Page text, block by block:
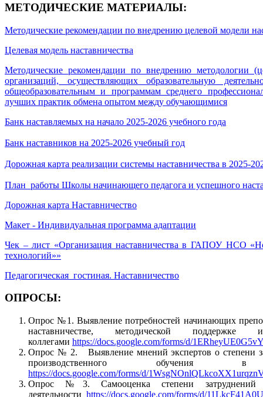
МЕТОДИЧЕСКИЕ МАТЕРИАЛЫ:
Методические рекомендации по внедрению целевой модели
Целевая модель наставничества
Методические рекомендации по внедрению методологии
организаций, осуществляющих образовательную
общеобразовательным и программам среднего
лучших практик обмена опытом между обучающимися
Банк наставляемых на начало 2025-2026 учебного года
Банк наставников на 2025-2026 учебный год
Дорожная карта реализации системы наставничества в 2025-
План работы Школы начинающего педагога и успешного
Дорожная карта Наставничество
Макет - Индивидуальная программа адаптации
Чек – лист «Организация наставничества в ГАПОУ НСО
технологий»»
Педагогическая гостиная. Наставничество
ОПРОСЫ:
Опрос №1. Выявление потребностей начинающих
наставничестве, методической
коллегами https://docs.google.com/forms/d/
Опрос № 2. Выявление мнений экспертов о степени
производственного обучения в
https://docs.google.com/forms/d/
Опрос №3. Самооценка степени затруднений
деятельности https://docs.google.com/forms/d/